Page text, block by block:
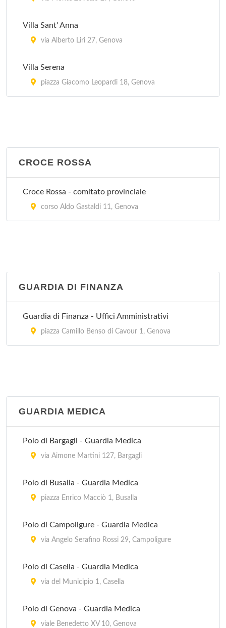
Villa Sant' Anna
via Alberto Liri 27, Genova
Villa Serena
piazza Giacomo Leopardi 18, Genova
CROCE ROSSA
Croce Rossa - comitato provinciale
corso Aldo Gastaldi 11, Genova
GUARDIA DI FINANZA
Guardia di Finanza - Uffici Amministrativi
piazza Camillo Benso di Cavour 1, Genova
GUARDIA MEDICA
Polo di Bargagli - Guardia Medica
via Aimone Martini 127, Bargagli
Polo di Busalla - Guardia Medica
piazza Enrico Macciò 1, Busalla
Polo di Campoligure - Guardia Medica
via Angelo Serafino Rossi 29, Campoligure
Polo di Casella - Guardia Medica
via del Municipio 1, Casella
Polo di Genova - Guardia Medica
viale Benedetto XV 10, Genova